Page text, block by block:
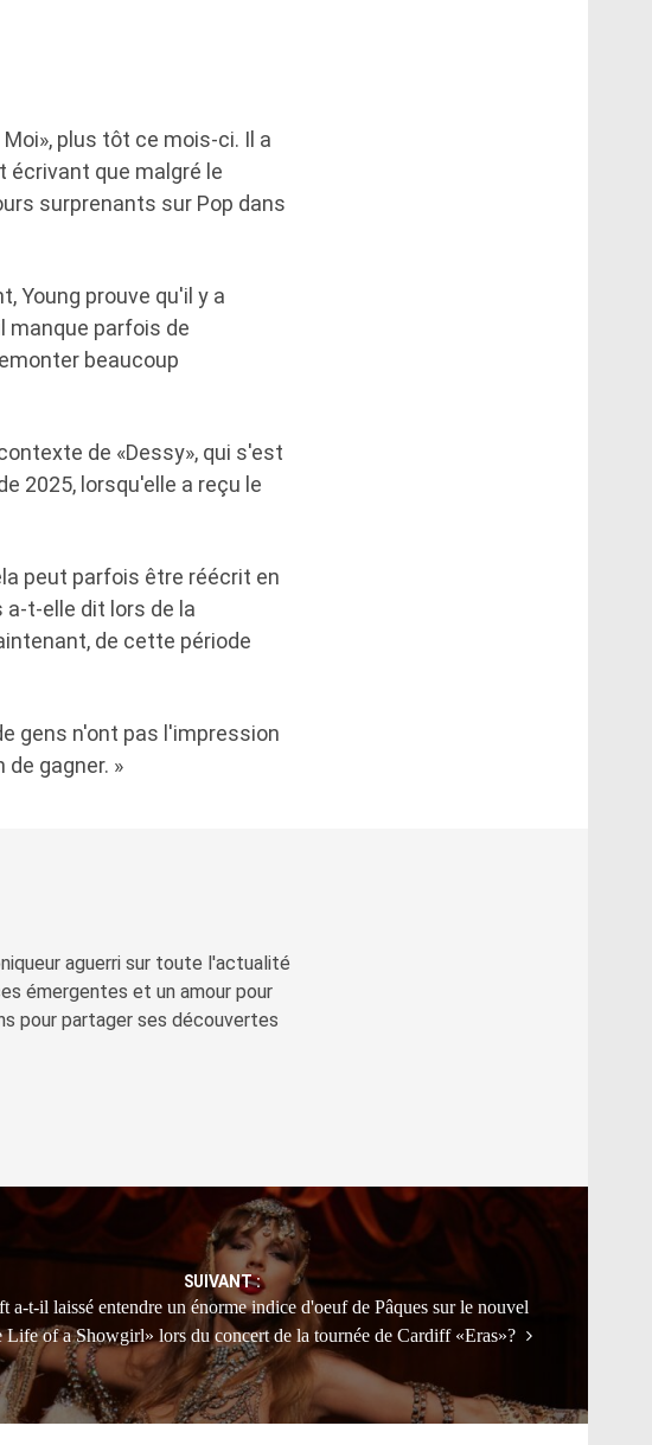
plus tôt ce mois-ci. Il a
écrivant que malgré le
surprenants sur Pop dans
Young prouve qu'il y a
manque parfois de
beaucoup
de «Dessy», qui s'est
2025, lorsqu'elle a reçu le
peut parfois être réécrit en
t-elle dit lors de la
de cette période
gens n'ont pas l'impression
gagner. »
aguerri sur toute l'actualité
émergentes et un amour pour
pour partager ses découvertes
SUIVANT :
a-t-il laissé entendre un énorme indice d'oeuf de Pâques sur le nouvel
Life of a Showgirl» lors du concert de la tournée de Cardiff «Eras»?